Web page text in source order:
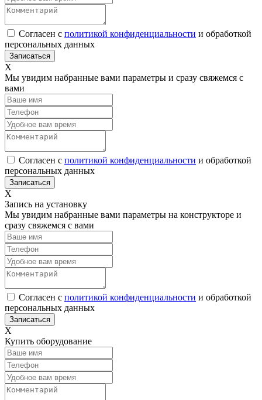
Согласен с политикой конфиденциальности и обработкой
персональных данных
Х
Мы увидим набранные вами параметры и сразу свяжемся с
вами
Согласен с политикой конфиденциальности и обработкой
персональных данных
Х
Запись на установку
Мы увидим набранные вами параметры на конструкторе и
сразу свяжемся с вами
Согласен с политикой конфиденциальности и обработкой
персональных данных
Х
Купить оборудование